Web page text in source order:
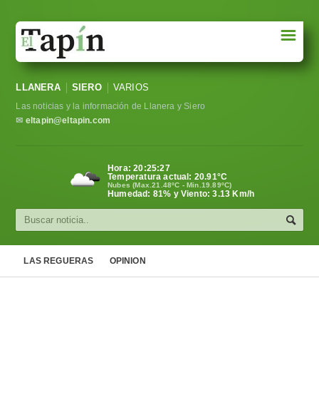
Sociedad
Política
Cultura
☰
LLANERA SIERO VARIOS
Las noticias y la información de Llanera y Siero
✉ eltapin@eltapin.com
Hora:20:25:27
Temperatura actual: 20.91°C
Nubes (Max.21.48ºC - Min.19.89ºC)
Humedad: 81% y Viento: 3.13 Km/h
LAS REGUERAS OPINION